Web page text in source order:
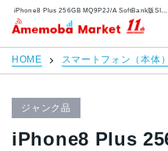
アメモバマーケット
HOME スマートフォン（本体）
ジャンク品
iPhone8 Plus